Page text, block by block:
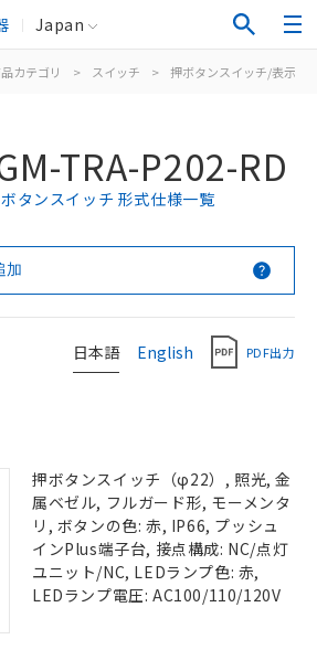
Japan
カテゴリ > スイッチ > 押ボタンスイッチ/表示灯
TRA-P202-RD
タンスイッチ 形式仕様一覧
加
日本語 English PDF出力
押ボタンスイッチ（φ22）, 照光, 金
属ベゼル, フルガード形, モーメンタ
リ, ボタンの色: 赤, IP66, プッシュ
インPlus端子台, 接点構成: NC/点灯
ユニット/NC, LEDランプ色: 赤,
LEDランプ電圧: AC100/110/120V